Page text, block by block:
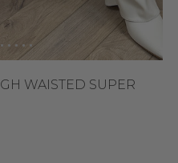
WAISTED SUPER